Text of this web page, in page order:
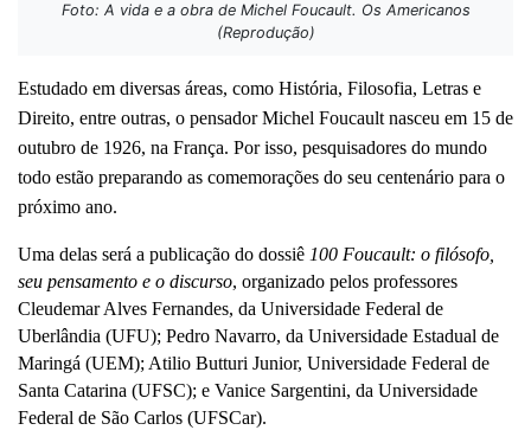
Foto: A vida e a obra de Michel Foucault. Os Americanos
(Reprodução)
Estudado em diversas áreas, como História, Filosofia, Letras e
Direito, entre outras, o pensador Michel Foucault nasceu em 15 de
outubro de 1926, na França. Por isso, pesquisadores do mundo
todo estão preparando as comemorações do seu centenário para o
próximo ano.
Uma delas será a publicação do dossiê 100 Foucault: o filósofo,
seu pensamento e o discurso, organizado pelos professores
Cleudemar Alves Fernandes, da Universidade Federal de
Uberlândia (UFU); Pedro Navarro, da Universidade Estadual de
Maringá (UEM); Atilio Butturi Junior, Universidade Federal de
Santa Catarina (UFSC); e Vanice Sargentini, da Universidade
Federal de São Carlos (UFSCar).